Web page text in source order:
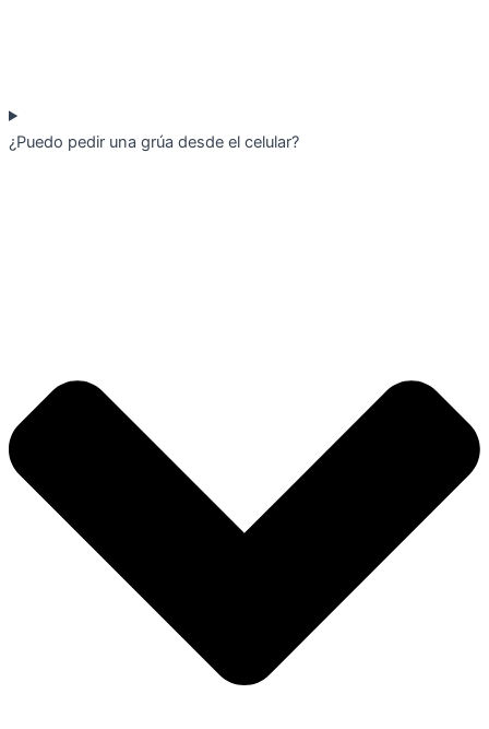
¿Puedo pedir una grúa desde el celular?